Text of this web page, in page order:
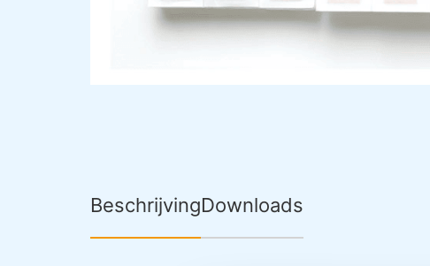
BeschrijvingDownloads